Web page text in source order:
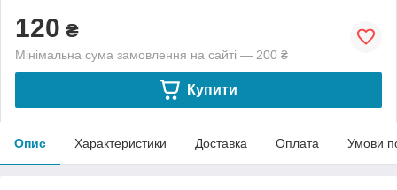
120 ₴
Мінімальна сума замовлення на сайті — 200 ₴
Купити
Опис Характеристики Доставка Оплата Умови